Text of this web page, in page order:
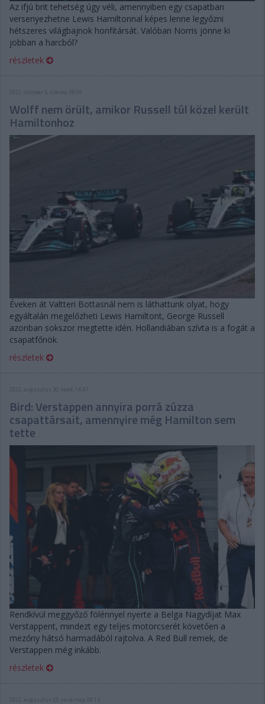
Az ifjú brit tehetség úgy véli, amennyiben egy csapatban
versenyezhetne Lewis Hamiltonnal képes lenne legyőzni
hétszeres világbajnok honfitársát. Valóban Norris jönne ki
jobban a harcból?
részletek
2022. október 5. szerda, 08:09
Wolff nem örült, amikor Russell túl közel került
Hamiltonhoz
Éveken át Valtteri Bottasnál nem is láthattunk olyat, hogy
egyáltalán megelőzheti Lewis Hamiltont, George Russell
azonban sokszor megtette idén. Hollandiában szívta is a fogát a
csapatfőnök.
részletek
2022. augusztus 30. kedd, 14:47
Bird: Verstappen annyira porrá zúzza
csapattársait, amennyire még Hamilton sem
tette
Rendkívül meggyőző fölénnyel nyerte a Belga Nagydíjat Max
Verstappent, mindezt egy teljes motorcserét követően a
mezőny hátsó harmadából rajtolva. A Red Bull remek, de
Verstappen még inkább.
részletek
2022. augusztus 28. vasárnap, 09:13